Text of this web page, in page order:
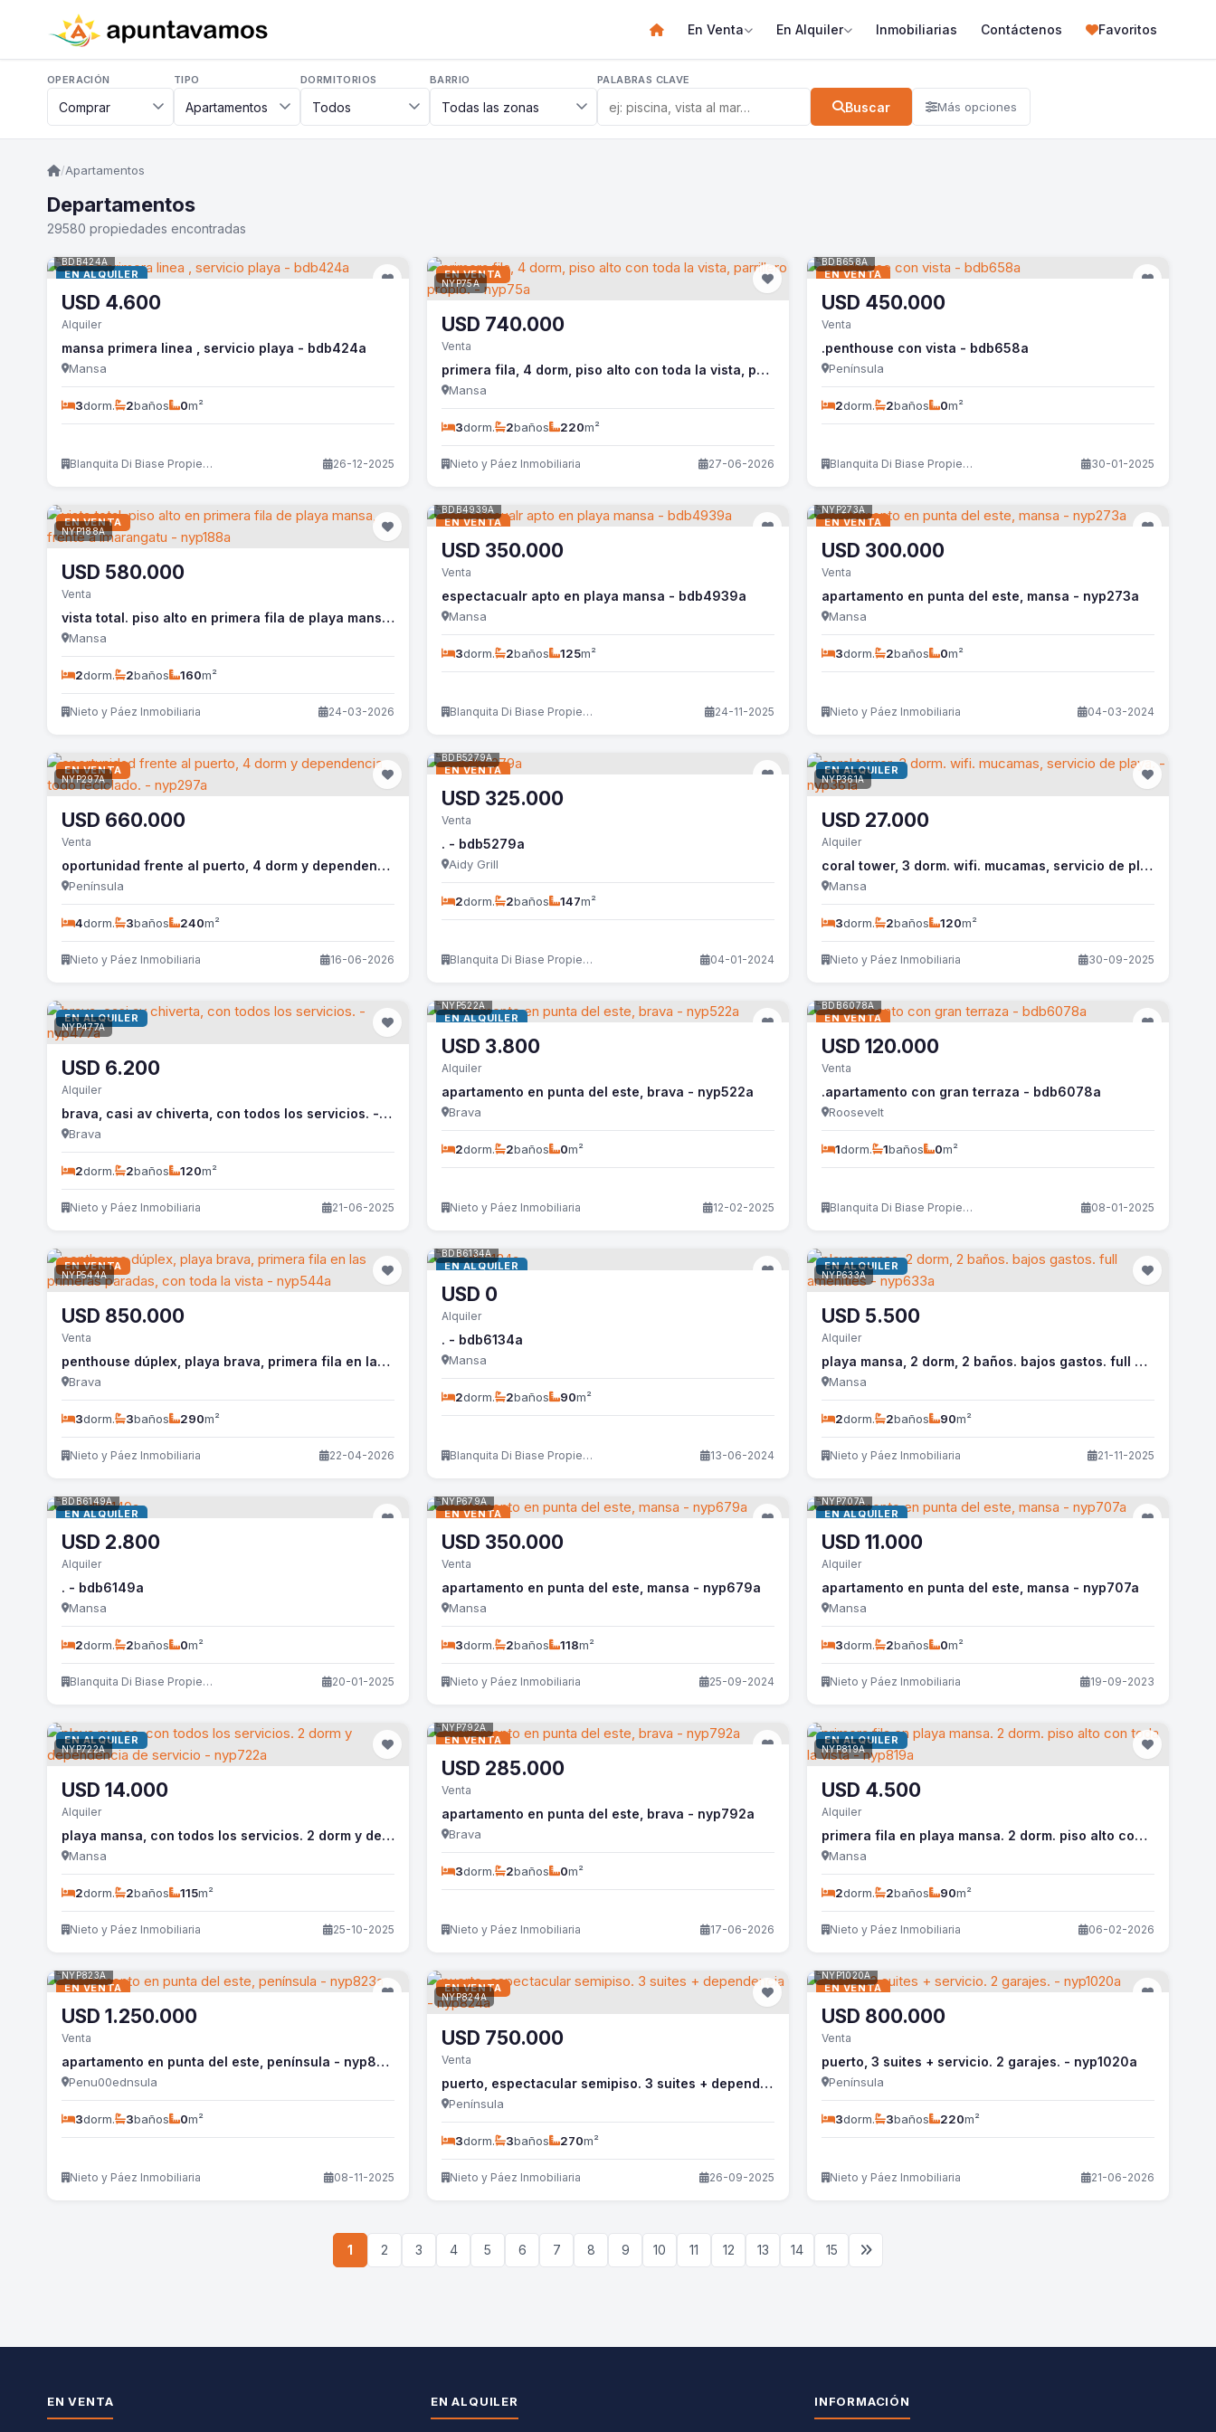
En Venta En Alquiler Inmobiliarias Contáctenos Favoritos
OPERACIÓN TIPO DORMITORIOS BARRIO PALABRAS CLAVE
Buscar Más opciones
/Apartamentos
Departamentos
29580 propiedades encontradas
EN ALQUILER
BDB424A
USD 4.600
Alquiler
mansa primera linea , servicio playa - bdb424a
Mansa
3dorm. 2baños 0m²
Blanquita Di Biase Propiedades 26-12-2025
EN VENTA
NYP75A
USD 740.000
Venta
primera fila, 4 dorm, piso alto con toda la vista, parrillero propio. - nyp75a
Mansa
3dorm. 2baños 220m²
Nieto y Páez Inmobiliaria 27-06-2026
EN VENTA
BDB658A
USD 450.000
Venta
.penthouse con vista - bdb658a
Península
2dorm. 2baños 0m²
Blanquita Di Biase Propiedades 30-01-2025
EN VENTA
NYP188A
USD 580.000
Venta
vista total. piso alto en primera fila de playa mansa, frente a imarangatu - nyp188a
Mansa
2dorm. 2baños 160m²
Nieto y Páez Inmobiliaria 24-03-2026
EN VENTA
BDB4939A
USD 350.000
Venta
espectacualr apto en playa mansa - bdb4939a
Mansa
3dorm. 2baños 125m²
Blanquita Di Biase Propiedades 24-11-2025
EN VENTA
NYP273A
USD 300.000
Venta
apartamento en punta del este, mansa - nyp273a
Mansa
3dorm. 2baños 0m²
Nieto y Páez Inmobiliaria 04-03-2024
EN VENTA
NYP297A
USD 660.000
Venta
oportunidad frente al puerto, 4 dorm y dependencia, todo reciclado. - nyp297a
Península
4dorm. 3baños 240m²
Nieto y Páez Inmobiliaria 16-06-2026
EN VENTA
BDB5279A
USD 325.000
Venta
. - bdb5279a
Aidy Grill
2dorm. 2baños 147m²
Blanquita Di Biase Propiedades 04-01-2024
EN ALQUILER
NYP361A
USD 27.000
Alquiler
coral tower, 3 dorm. wifi. mucamas, servicio de playa. - nyp361a
Mansa
3dorm. 2baños 120m²
Nieto y Páez Inmobiliaria 30-09-2025
EN ALQUILER
NYP477A
USD 6.200
Alquiler
brava, casi av chiverta, con todos los servicios. - nyp477a
Brava
2dorm. 2baños 120m²
Nieto y Páez Inmobiliaria 21-06-2025
EN ALQUILER
NYP522A
USD 3.800
Alquiler
apartamento en punta del este, brava - nyp522a
Brava
2dorm. 2baños 0m²
Nieto y Páez Inmobiliaria 12-02-2025
EN VENTA
BDB6078A
USD 120.000
Venta
.apartamento con gran terraza - bdb6078a
Roosevelt
1dorm. 1baños 0m²
Blanquita Di Biase Propiedades 08-01-2025
EN VENTA
NYP544A
USD 850.000
Venta
penthouse dúplex, playa brava, primera fila en las primeras paradas, con toda la vista - nyp544a
Brava
3dorm. 3baños 290m²
Nieto y Páez Inmobiliaria 22-04-2026
EN ALQUILER
BDB6134A
USD 0
Alquiler
. - bdb6134a
Mansa
2dorm. 2baños 90m²
Blanquita Di Biase Propiedades 13-06-2024
EN ALQUILER
NYP633A
USD 5.500
Alquiler
playa mansa, 2 dorm, 2 baños. bajos gastos. full amenities - nyp633a
Mansa
2dorm. 2baños 90m²
Nieto y Páez Inmobiliaria 21-11-2025
EN ALQUILER
BDB6149A
USD 2.800
Alquiler
. - bdb6149a
Mansa
2dorm. 2baños 0m²
Blanquita Di Biase Propiedades 20-01-2025
EN VENTA
NYP679A
USD 350.000
Venta
apartamento en punta del este, mansa - nyp679a
Mansa
3dorm. 2baños 118m²
Nieto y Páez Inmobiliaria 25-09-2024
EN ALQUILER
NYP707A
USD 11.000
Alquiler
apartamento en punta del este, mansa - nyp707a
Mansa
3dorm. 2baños 0m²
Nieto y Páez Inmobiliaria 19-09-2023
EN ALQUILER
NYP722A
USD 14.000
Alquiler
playa mansa, con todos los servicios. 2 dorm y dependencia de servicio - nyp722a
Mansa
2dorm. 2baños 115m²
Nieto y Páez Inmobiliaria 25-10-2025
EN VENTA
NYP792A
USD 285.000
Venta
apartamento en punta del este, brava - nyp792a
Brava
3dorm. 2baños 0m²
Nieto y Páez Inmobiliaria 17-06-2026
EN ALQUILER
NYP819A
USD 4.500
Alquiler
primera fila en playa mansa. 2 dorm. piso alto con toda la vista - nyp819a
Mansa
2dorm. 2baños 90m²
Nieto y Páez Inmobiliaria 06-02-2026
EN VENTA
NYP823A
USD 1.250.000
Venta
apartamento en punta del este, península - nyp823a
Penu00ednsula
3dorm. 3baños 0m²
Nieto y Páez Inmobiliaria 08-11-2025
EN VENTA
NYP824A
USD 750.000
Venta
puerto, espectacular semipiso. 3 suites + dependencia - nyp824a
Península
3dorm. 3baños 270m²
Nieto y Páez Inmobiliaria 26-09-2025
EN VENTA
NYP1020A
USD 800.000
Venta
puerto, 3 suites + servicio. 2 garajes. - nyp1020a
Península
3dorm. 3baños 220m²
Nieto y Páez Inmobiliaria 21-06-2026
1 2 3 4 5 6 7 8 9 10 11 12 13 14 15
EN VENTA EN ALQUILER INFORMACIÓN